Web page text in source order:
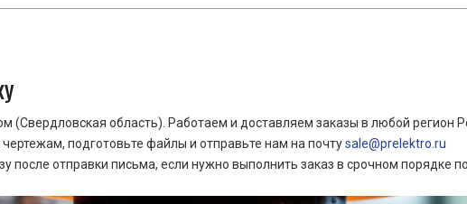
(Свердловская область). Работаем и доставляем заказы в любой регион
подготовьте файлы и отправьте нам на почтуsale@prelektro.ru
отправки письма, если нужно выполнить заказ в срочном порядке